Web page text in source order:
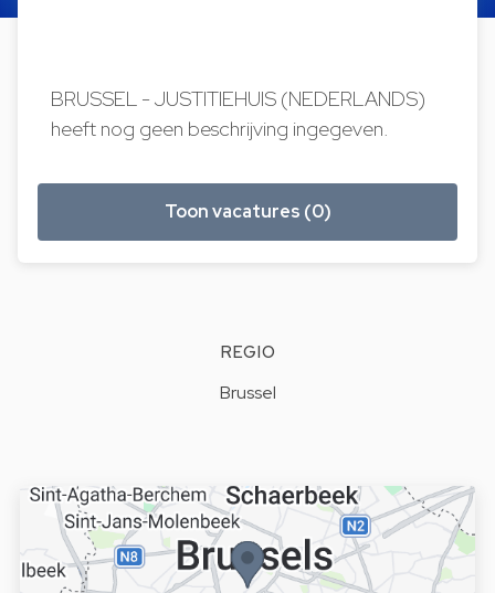
BRUSSEL - JUSTITIEHUIS (NEDERLANDS)
heeft nog geen beschrijving ingegeven.
Toon vacatures (0)
REGIO
Brussel